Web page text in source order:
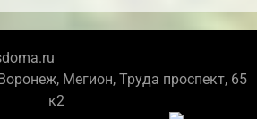
Мегион, Труда проспект, 65
к2